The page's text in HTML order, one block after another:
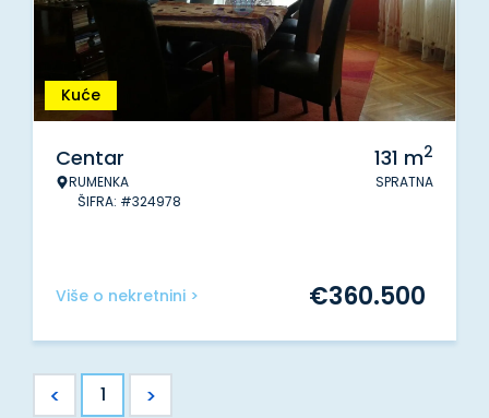
Kuće
Centar
RUMENKA
ŠIFRA: #324978
131 m2
SPRATNA
Više o nekretnini > €360.500
< 1 >